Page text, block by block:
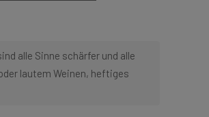
alle Sinne schärfer und alle
lautem Weinen, heftiges